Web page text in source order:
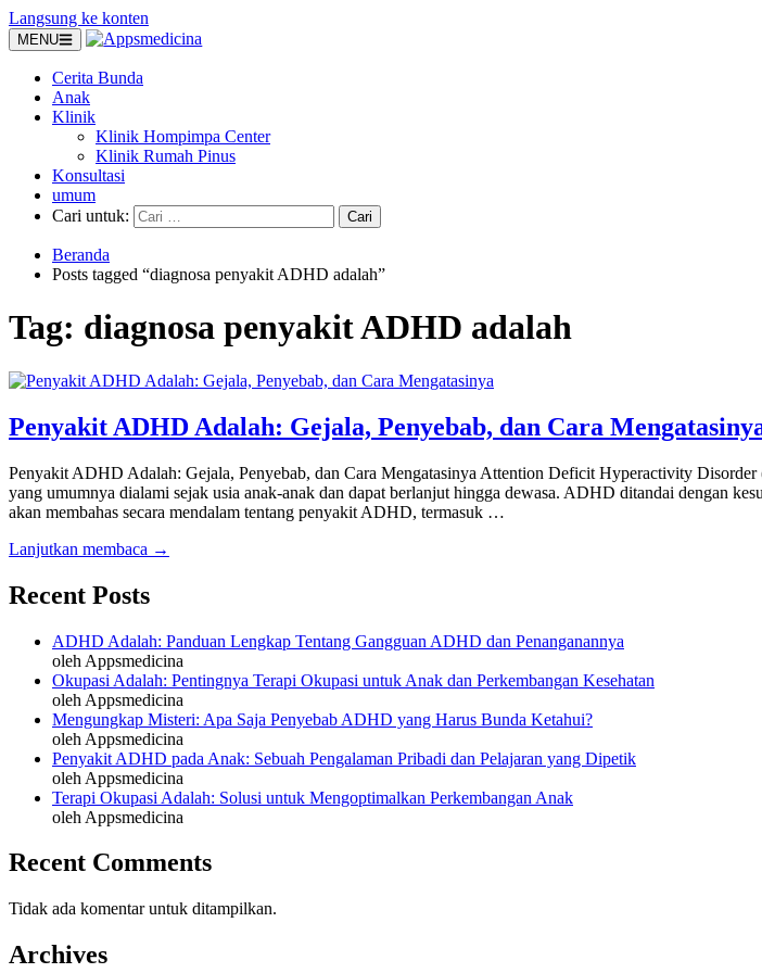
Langsung ke konten
MENU
Cerita Bunda
Anak
Klinik
Klinik Hompimpa Center
Klinik Rumah Pinus
Konsultasi
umum
Cari untuk:
Beranda
Posts tagged “diagnosa penyakit ADHD adalah”
Tag: diagnosa penyakit ADHD adalah
Penyakit ADHD Adalah: Gejala, Penyebab, dan Cara
Penyakit ADHD Adalah: Gejala, Penyebab, dan Cara Mengatasinya Attention Deficit Hyperactivity
yang umumnya dialami sejak usia anak-anak dan dapat berlanjut hingga dewasa. ADHD ditandai dengan
akan membahas secara mendalam tentang penyakit ADHD, termasuk …
Lanjutkan membaca →
Recent Posts
ADHD Adalah: Panduan Lengkap Tentang Gangguan ADHD dan Penanganannya
oleh Appsmedicina
Okupasi Adalah: Pentingnya Terapi Okupasi untuk Anak dan Perkembangan Kesehatan
oleh Appsmedicina
Mengungkap Misteri: Apa Saja Penyebab ADHD yang Harus Bunda Ketahui?
oleh Appsmedicina
Penyakit ADHD pada Anak: Sebuah Pengalaman Pribadi dan Pelajaran yang Dipetik
oleh Appsmedicina
Terapi Okupasi Adalah: Solusi untuk Mengoptimalkan Perkembangan Anak
oleh Appsmedicina
Recent Comments
Tidak ada komentar untuk ditampilkan.
Archives